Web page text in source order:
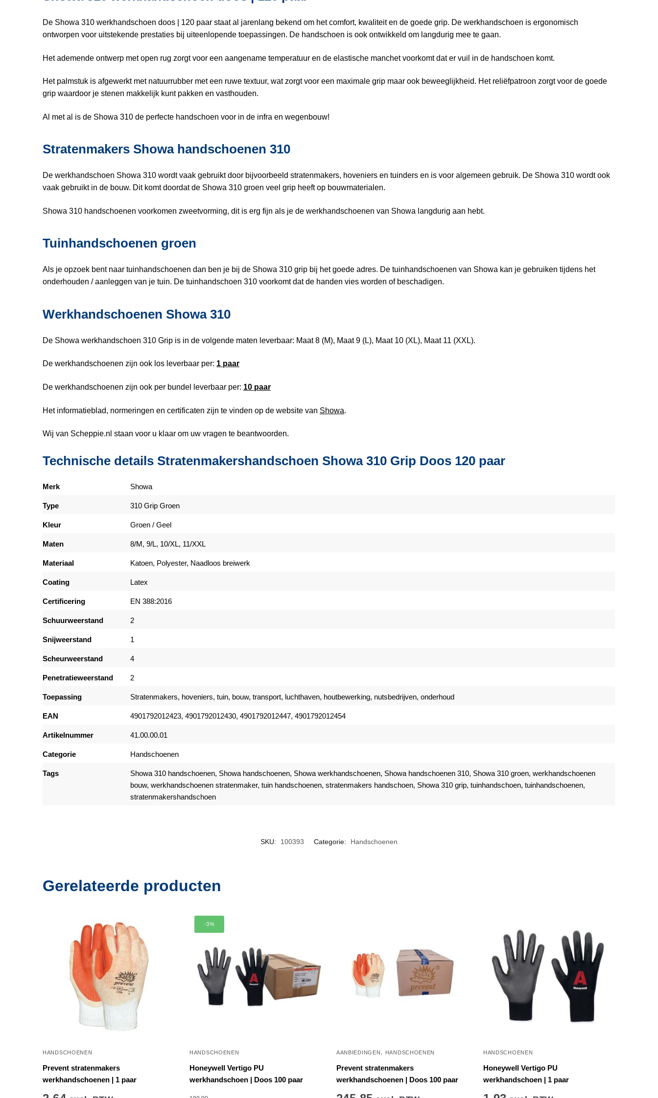
De Showa 310 werkhandschoen doos | 120 paar staat al jarenlang bekend om het comfort, kwaliteit en de goede grip. De werkhandschoen is ergonomisch
ontworpen voor uitstekende prestaties bij uiteenlopende toepassingen. De handschoen is ook ontwikkeld om langdurig mee te gaan.
Het ademende ontwerp met open rug zorgt voor een aangename temperatuur en de elastische manchet voorkomt dat er vuil in de handschoen komt.
Het palmstuk is afgewerkt met natuurrubber met een ruwe textuur, wat zorgt voor een maximale grip maar ook beweeglijkheid. Het reliëfpatroon zorgt voor de goede
grip waardoor je stenen makkelijk kunt pakken en vasthouden.
Al met al is de Showa 310 de perfecte handschoen voor in de infra en wegenbouw!
Stratenmakers Showa handschoenen 310
De werkhandschoen Showa 310 wordt vaak gebruikt door bijvoorbeeld stratenmakers, hoveniers en tuinders en is voor algemeen gebruik. De Showa 310 wordt ook
vaak gebruikt in de bouw. Dit komt doordat de Showa 310 groen veel grip heeft op bouwmaterialen.
Showa 310 handschoenen voorkomen zweetvorming, dit is erg fijn als je de werkhandschoenen van Showa langdurig aan hebt.
Tuinhandschoenen groen
Als je opzoek bent naar tuinhandschoenen dan ben je bij de Showa 310 grip bij het goede adres. De tuinhandschoenen van Showa kan je gebruiken tijdens het
onderhouden / aanleggen van je tuin. De tuinhandschoen 310 voorkomt dat de handen vies worden of beschadigen.
Werkhandschoenen Showa 310
De Showa werkhandschoen 310 Grip is in de volgende maten leverbaar: Maat 8 (M), Maat 9 (L), Maat 10 (XL), Maat 11 (XXL).
De werkhandschoenen zijn ook los leverbaar per: 1 paar
De werkhandschoenen zijn ook per bundel leverbaar per: 10 paar
Het informatieblad, normeringen en certificaten zijn te vinden op de website van Showa.
Wij van Scheppie.nl staan voor u klaar om uw vragen te beantwoorden.
Technische details Stratenmakershandschoen Showa 310 Grip Doos 120 paar
Merk Showa
Type 310 Grip Groen
Kleur Groen / Geel
Maten 8/M, 9/L, 10/XL, 11/XXL
Materiaal Katoen, Polyester, Naadloos breiwerk
Coating Latex
Certificering EN 388:2016
Schuurweerstand 2
Snijweerstand 1
Scheurweerstand 4
Penetratieweerstand 2
Toepassing Stratenmakers, hoveniers, tuin, bouw, transport, luchthaven, houtbewerking, nutsbedrijven, onderhoud
EAN 4901792012423, 4901792012430, 4901792012447, 4901792012454
Artikelnummer 41.00.00.01
Categorie Handschoenen
Tags
Showa 310 handschoenen, Showa handschoenen, Showa werkhandschoenen, Showa handschoenen 310, Showa 310 groen, werkhandschoenen
bouw, werkhandschoenen stratenmaker, tuin handschoenen, stratenmakers handschoen, Showa 310 grip, tuinhandschoen, tuinhandschoenen,
stratenmakershandschoen
SKU: 100393 Categorie: Handschoenen
Gerelateerde producten
HANDSCHOENEN
Prevent stratenmakers
werkhandschoenen | 1 paar
-3%
HANDSCHOENEN
Honeywell Vertigo PU
werkhandschoen | Doos 100 paar
AANBIEDINGEN, HANDSCHOENEN
Prevent stratenmakers
werkhandschoenen | Doos 100 paar
HANDSCHOENEN
Honeywell Vertigo PU
werkhandschoen | 1 paar